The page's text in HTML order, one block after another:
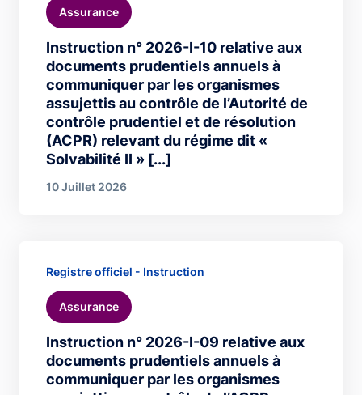
Instruction n° 2026-I-10 relative aux
documents prudentiels annuels à
communiquer par les organismes
assujettis au contrôle de l’Autorité de
contrôle prudentiel et de résolution
(ACPR) relevant du régime dit «
Solvabilité II » [...]
Assurance
10 Juillet 2026
Instruction n° 2026-I-09 relative aux
documents prudentiels annuels à
communiquer par les organismes
Registre officiel - Instruction
Assurance